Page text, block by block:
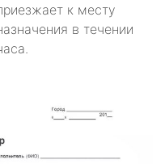
к месту
в течении